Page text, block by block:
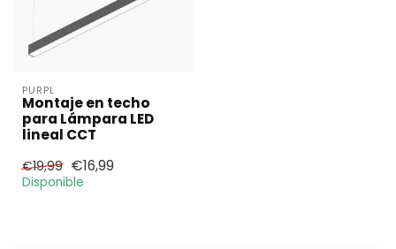
PURPL
Montaje en techo
para Lámpara LED
lineal CCT
€19,99 €16,99
Disponible